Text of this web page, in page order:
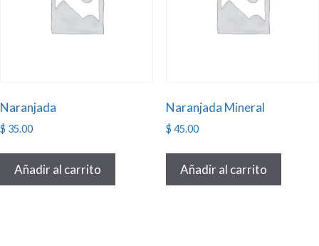
Naranjada
$ 35.00
Añadir al carrito
Naranjada Mineral
$ 45.00
Añadir al carrito